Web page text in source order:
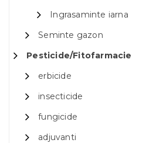
Ingrasaminte iarna
Seminte gazon
Pesticide/Fitofarmacie
erbicide
insecticide
fungicide
adjuvanti